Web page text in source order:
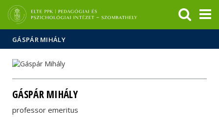
Hírek
Események
ELTE a
sajtóban
GÁSPÁR MIHÁLY
GÁSPÁR MIHÁLY
professor emeritus